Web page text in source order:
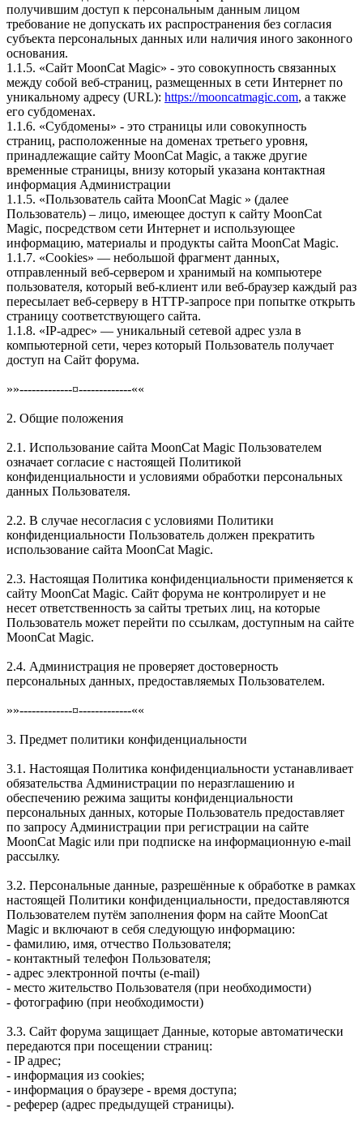
получившим доступ к персональным данным лицом
требование не допускать их распространения без согласия
субъекта персональных данных или наличия иного законного
основания.
1.1.5. «Сайт MoonCat Magic» - это совокупность связанных
между собой веб-страниц, размещенных в сети Интернет по
уникальному адресу (URL): https://mooncatmagic.com, а также
его субдоменах.
1.1.6. «Субдомены» - это страницы или совокупность
страниц, расположенные на доменах третьего уровня,
принадлежащие сайту MoonCat Magic, а также другие
временные страницы, внизу который указана контактная
информация Администрации
1.1.5. «Пользователь сайта MoonCat Magic » (далее
Пользователь) – лицо, имеющее доступ к сайту MoonCat
Magic, посредством сети Интернет и использующее
информацию, материалы и продукты сайта MoonCat Magic.
1.1.7. «Cookies» — небольшой фрагмент данных,
отправленный веб-сервером и хранимый на компьютере
пользователя, который веб-клиент или веб-браузер каждый раз
пересылает веб-серверу в HTTP-запросе при попытке открыть
страницу соответствующего сайта.
1.1.8. «IP-адрес» — уникальный сетевой адрес узла в
компьютерной сети, через который Пользователь получает
доступ на Сайт форума.
»»-------------¤-------------««
2. Общие положения
2.1. Использование сайта MoonCat Magic Пользователем
означает согласие с настоящей Политикой
конфиденциальности и условиями обработки персональных
данных Пользователя.
2.2. В случае несогласия с условиями Политики
конфиденциальности Пользователь должен прекратить
использование сайта MoonCat Magic.
2.3. Настоящая Политика конфиденциальности применяется к
сайту MoonCat Magic. Сайт форума не контролирует и не
несет ответственность за сайты третьих лиц, на которые
Пользователь может перейти по ссылкам, доступным на сайте
MoonCat Magic.
2.4. Администрация не проверяет достоверность
персональных данных, предоставляемых Пользователем.
»»-------------¤-------------««
3. Предмет политики конфиденциальности
3.1. Настоящая Политика конфиденциальности устанавливает
обязательства Администрации по неразглашению и
обеспечению режима защиты конфиденциальности
персональных данных, которые Пользователь предоставляет
по запросу Администрации при регистрации на сайте
MoonCat Magic или при подписке на информационную e-mail
рассылку.
3.2. Персональные данные, разрешённые к обработке в рамках
настоящей Политики конфиденциальности, предоставляются
Пользователем путём заполнения форм на сайте MoonCat
Magic и включают в себя следующую информацию:
- фамилию, имя, отчество Пользователя;
- контактный телефон Пользователя;
- адрес электронной почты (e-mail)
- место жительство Пользователя (при необходимости)
- фотографию (при необходимости)
3.3. Сайт форума защищает Данные, которые автоматически
передаются при посещении страниц:
- IP адрес;
- информация из cookies;
- информация о браузере - время доступа;
- реферер (адрес предыдущей страницы).